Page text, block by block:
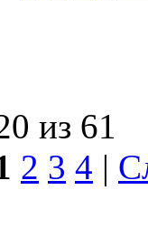
из 61
2 3 4 |